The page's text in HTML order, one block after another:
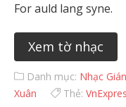
For auld lang syne.
Xem tờ nhạc
Danh mục: Nhạc
Xuân
Thẻ: